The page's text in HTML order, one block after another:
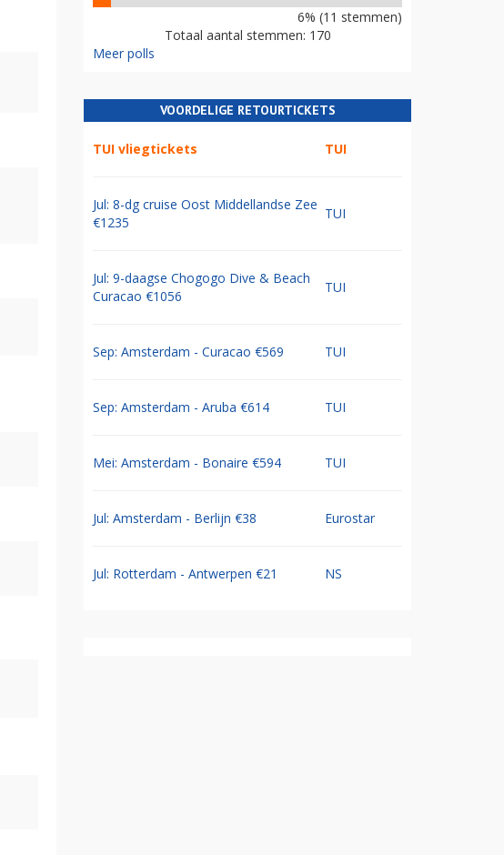
6% (11 stemmen)
Totaal aantal stemmen: 170
Meer polls
VOORDELIGE RETOURTICKETS
TUI vliegtickets TUI
Jul: 8-dg cruise Oost Middellandse Zee
€1235
TUI
Jul: 9-daagse Chogogo Dive & Beach
Curacao €1056
TUI
Sep: Amsterdam - Curacao €569 TUI
Sep: Amsterdam - Aruba €614 TUI
Mei: Amsterdam - Bonaire €594 TUI
Jul: Amsterdam - Berlijn €38 Eurostar
Jul: Rotterdam - Antwerpen €21 NS